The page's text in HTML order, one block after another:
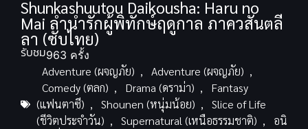
Shunkashuutou Daikousha: Haru no
Mai ลำนำรักผู้พิทักษ์ฤดูกาล ภาควสันตลี
ลา (ซับไทย)
รับชม963 ครั้ง
Adventure (ผจญภัย) , Adventure (ผจญภัย) ,
Comedy (ตลก) , Drama (ดราม่า) ,
Fantasy
(แฟนตาซี) , Shounen (หนุ่มน้อย) ,
Slice of Life
(ชีวิตประจำวัน) , Supernatural (เหนือธรรมชาติ) ,
อนิ